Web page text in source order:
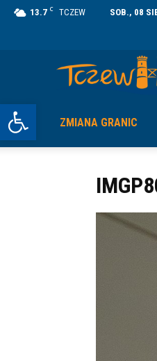
Otwórz pasek narzędzi
13.7 C TCZEW SOB., 08
ZMIANA GRANIC